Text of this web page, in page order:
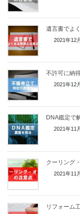
遺言書でよ
2021年12
不許可に納
2021年12
DNA鑑定で
2021年11
クーリング
2021年11
リフォーム